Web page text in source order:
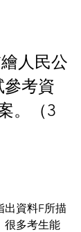
人民公
考資
。（3
出資料F所描
很多考生能